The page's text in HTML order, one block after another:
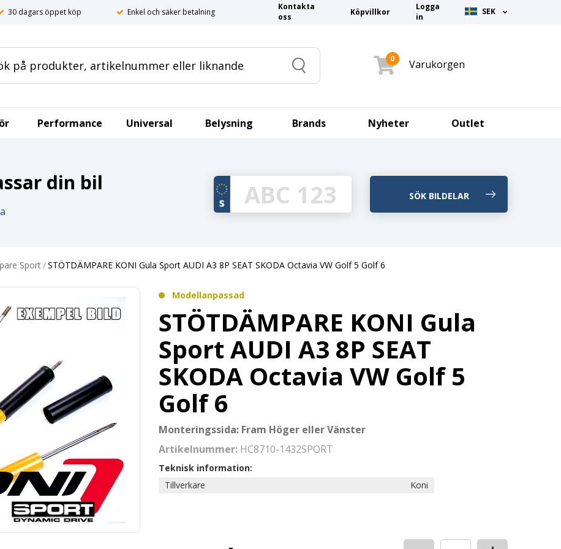
30 dagars öppet köp Enkel och säker betalning
Kontakta
oss
Köpvillkor
Logga
in
SEK
Search
0 Varukorgen
Performance Universal Belysning Brands Nyheter Outlet
din bil
Sport/STÖTDÄMPARE KONI Gula Sport AUDI A3 8P SEAT SKODA Octavia VW Golf 5 Golf 6
Modellanpassad
STÖTDÄMPARE KONI Gula
Sport AUDI A3 8P SEAT
SKODA Octavia VW Golf 5
Golf 6
Monteringssida: Fram Höger eller Vänster
Artikelnummer: HC8710-1432SPORT
Teknisk information:
Tillverkare
Koni